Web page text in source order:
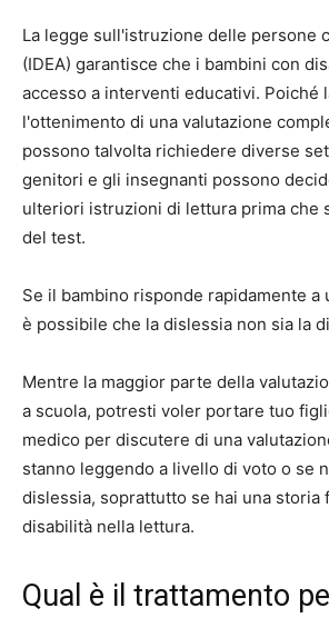
La legge sull'istruzione delle persone
(IDEA) garantisce che i bambini con
accesso a interventi educativi. Poiché
l'ottenimento di una valutazione
possono talvolta richiedere diverse
genitori e gli insegnanti possono
ulteriori istruzioni di lettura prima che
del test.
Se il bambino risponde rapidamente
è possibile che la dislessia non sia la
Mentre la maggior parte della
a scuola, potresti voler portare tuo
medico per discutere di una
stanno leggendo a livello di voto o se
dislessia, soprattutto se hai una storia
disabilità nella lettura.
Qual è il trattamento